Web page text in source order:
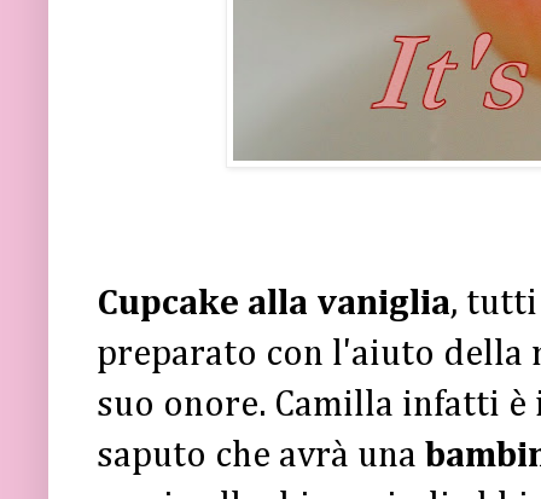
Cupcake alla vaniglia, tutti
preparato con l'aiuto della
suo onore. Camilla infatti è
saputo che avrà una